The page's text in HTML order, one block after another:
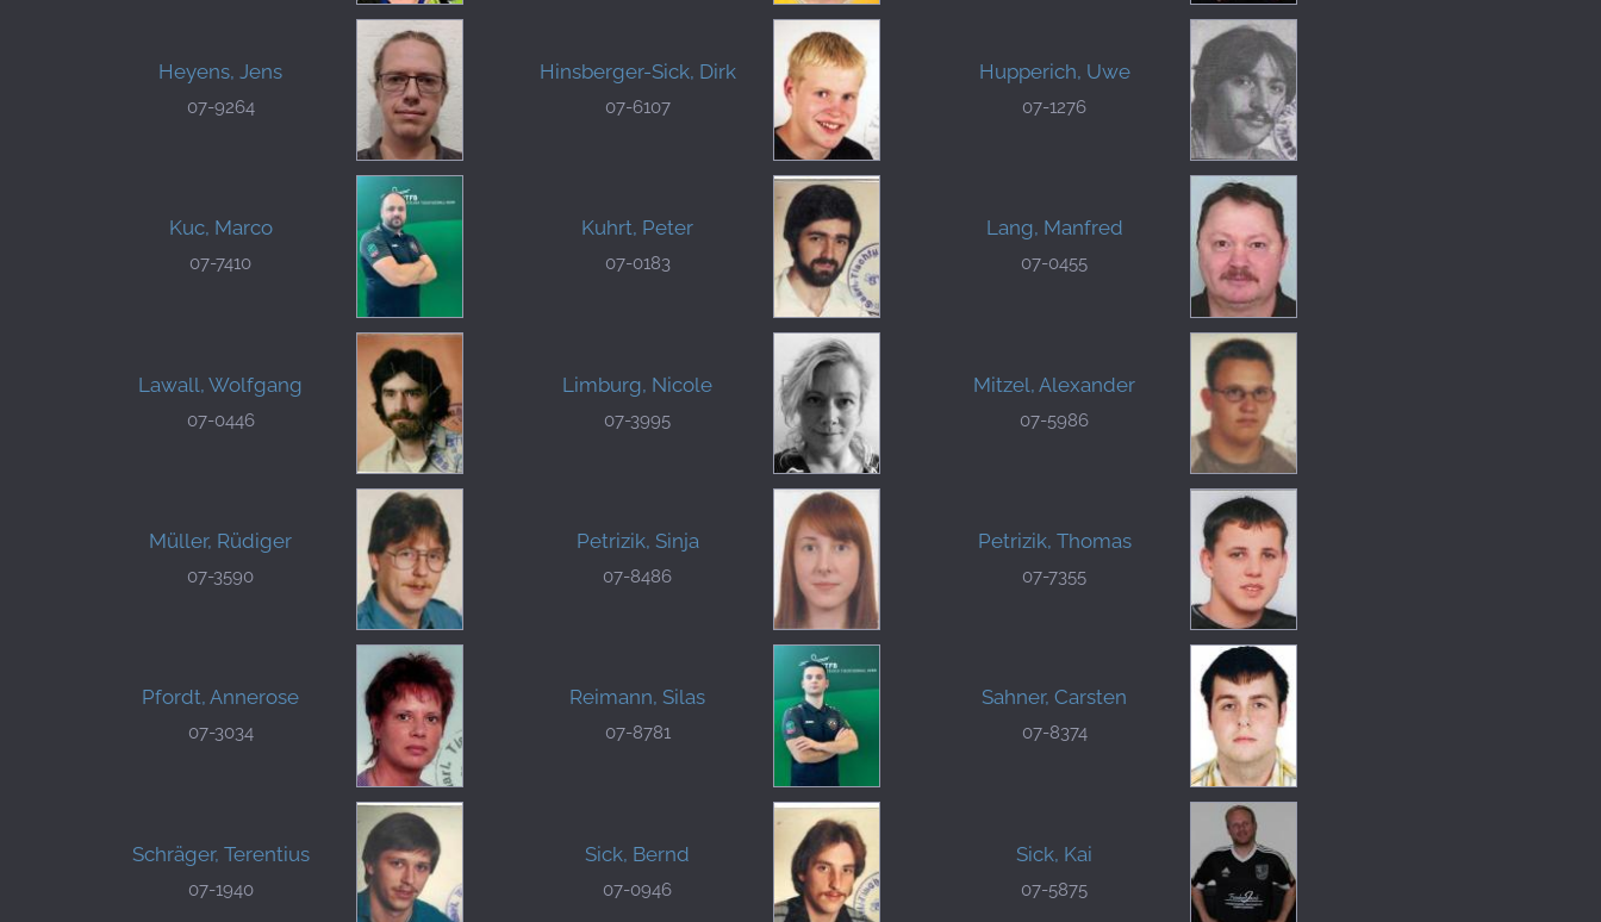
Heyens, Jens
07-9264
Hinsberger-Sick, Dirk
07-6107
Hupperich, Uwe
07-1276
Kuc, Marco
07-7410
Kuhrt, Peter
07-0183
Lang, Manfred
07-0455
Lawall, Wolfgang
07-0446
Limburg, Nicole
07-3995
Mitzel, Alexander
07-5986
Müller, Rüdiger
07-3590
Petrizik, Sinja
07-8486
Petrizik, Thomas
07-7355
Pfordt, Annerose
07-3034
Reimann, Silas
07-8781
Sahner, Carsten
07-8374
Schräger, Terentius
07-1940
Sick, Bernd
07-0946
Sick, Kai
07-5875